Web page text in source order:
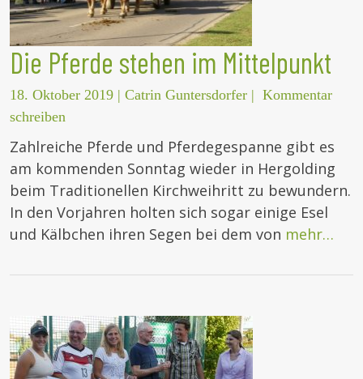
Die Pferde stehen im Mittelpunkt
18. Oktober 2019 | Catrin Guntersdorfer | Kommentar
schreiben
Zahlreiche Pferde und Pferdegespanne gibt es
am kommenden Sonntag wieder in Hergolding
beim Traditionellen Kirchweihritt zu bewundern.
In den Vorjahren holten sich sogar einige Esel
und Kälbchen ihren Segen bei dem von mehr…